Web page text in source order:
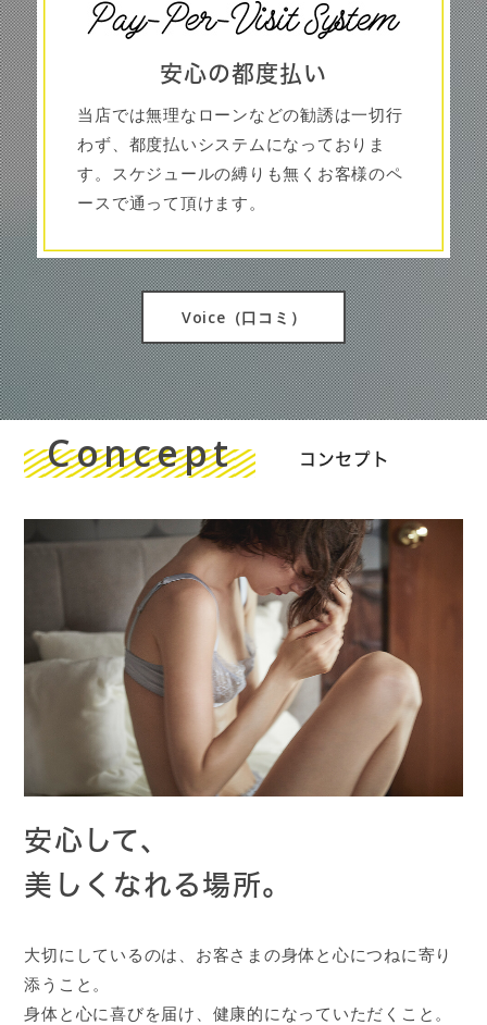
安心の都度払い
当店では無理なローンなどの勧誘は一切行
わず、都度払いシステムになっておりま
す。スケジュールの縛りも無くお客様のペ
ースで通って頂けます。
Voice（口コミ）
Concept コンセプト
安心して、
美しくなれる場所。
大切にしているのは、お客さまの身体と心につねに寄り
添うこと。
身体と心に喜びを届け、健康的になっていただくこと。